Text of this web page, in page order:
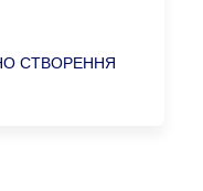
СТВОРЕННЯ